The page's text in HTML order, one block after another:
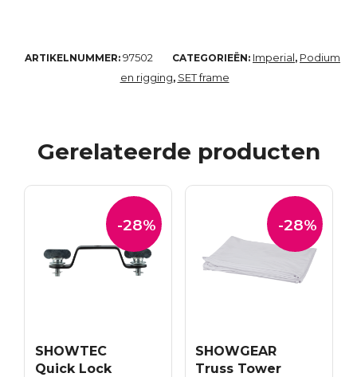
ARTIKELNUMMER: 97502 CATEGORIEËN: Imperial, Podium
en rigging, SET frame
Gerelateerde producten
-28%
SHOWTEC
Quick Lock
-28%
SHOWGEAR
Truss Tower